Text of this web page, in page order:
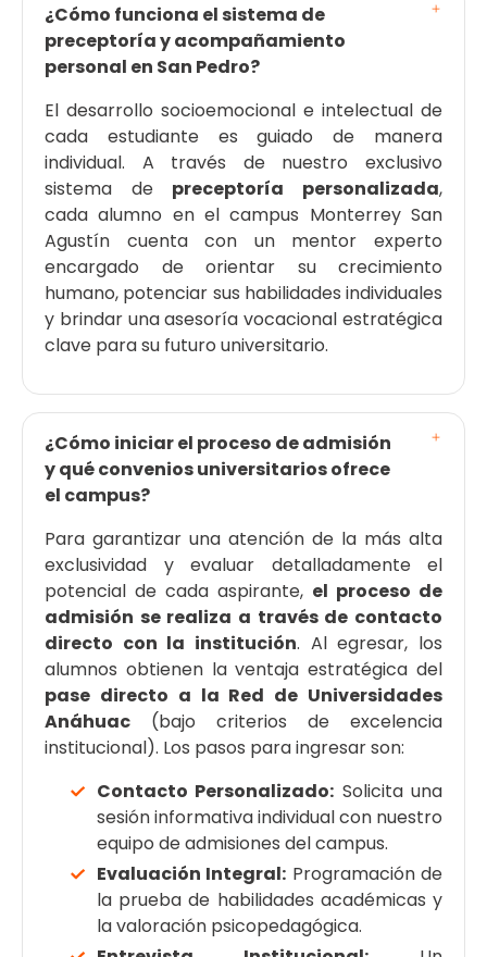
¿Cómo funciona el sistema de
preceptoría y acompañamiento
personal en San Pedro?
El desarrollo socioemocional e intelectual de
cada estudiante es guiado de manera
individual. A través de nuestro exclusivo
sistema de preceptoría personalizada,
cada alumno en el campus Monterrey San
Agustín cuenta con un mentor experto
encargado de orientar su crecimiento
humano, potenciar sus habilidades individuales
y brindar una asesoría vocacional estratégica
clave para su futuro universitario.
¿Cómo iniciar el proceso de admisión
y qué convenios universitarios ofrece
el campus?
Para garantizar una atención de la más alta
exclusividad y evaluar detalladamente el
potencial de cada aspirante, el proceso de
admisión se realiza a través de contacto
directo con la institución. Al egresar, los
alumnos obtienen la ventaja estratégica del
pase directo a la Red de Universidades
Anáhuac (bajo criterios de excelencia
institucional). Los pasos para ingresar son:
Contacto Personalizado: Solicita una
sesión informativa individual con nuestro
equipo de admisiones del campus.
Evaluación Integral: Programación de
la prueba de habilidades académicas y
la valoración psicopedagógica.